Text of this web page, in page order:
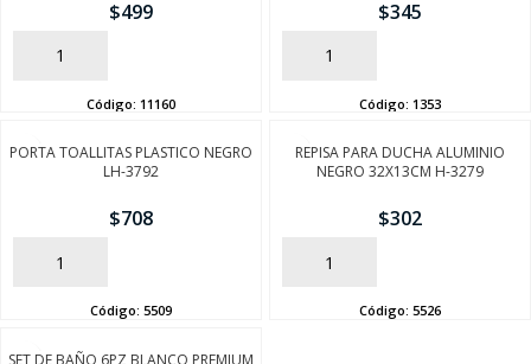
$499
AÑADIR
Código: 11160
$345
AÑADIR
Código: 1353
PORTA TOALLITAS PLASTICO NEGRO
LH-3792
$708
AÑADIR
Código: 5509
REPISA PARA DUCHA ALUMINIO
NEGRO 32X13CM H-3279
$302
AÑADIR
Código: 5526
SET DE BAÑO 6PZ BLANCO PREMIUM